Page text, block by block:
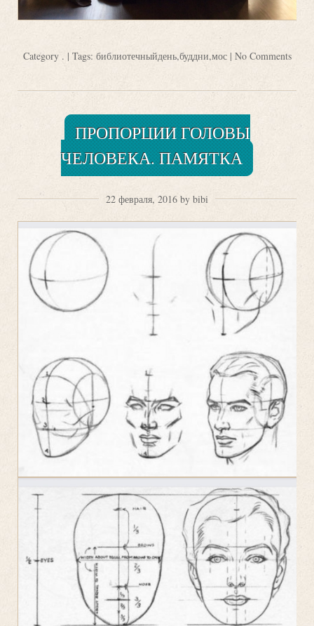
Category . | Tags: библиотечныйдень,буддни,мос| No Comments
ПРОПОРЦИИ ГОЛОВЫ
ЧЕЛОВЕКА. ПАМЯТКА
22 февраля, 2016 by bibi